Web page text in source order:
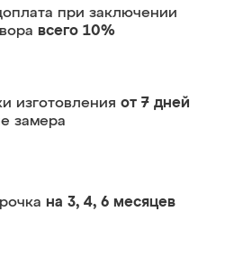
при заключении
всего 10%
изготовления от 7 дней
замера
на 3, 4, 6 месяцев